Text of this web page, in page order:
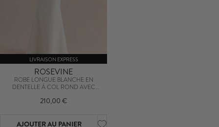
LIVRAISON EXPRESS
ROSEVINE
ROBE LONGUE BLANCHE EN
DENTELLE À COL ROND AVEC
210,00 €
AJOUTER AU PANIER